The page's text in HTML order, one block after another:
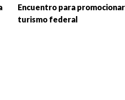
Encuentro para
turismo federal